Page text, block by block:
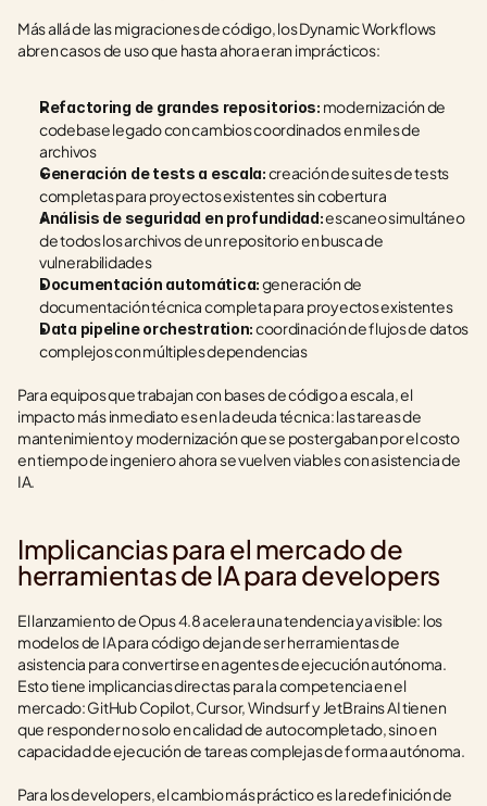
Más allá de las migraciones de código, los Dynamic Workflows
abren casos de uso que hasta ahora eran imprácticos:
Refactoring de grandes repositorios: modernización de
codebase legado con cambios coordinados en miles de
archivos
Generación de tests a escala: creación de suites de tests
completas para proyectos existentes sin cobertura
Análisis de seguridad en profundidad: escaneo simultáneo
de todos los archivos de un repositorio en busca de
vulnerabilidades
Documentación automática: generación de
documentación técnica completa para proyectos existentes
Data pipeline orchestration: coordinación de flujos de datos
complejos con múltiples dependencias
Para equipos que trabajan con bases de código a escala, el
impacto más inmediato es en la deuda técnica: las tareas de
mantenimiento y modernización que se postergaban por el costo
en tiempo de ingeniero ahora se vuelven viables con asistencia de
IA.
Implicancias para el mercado de
herramientas de IA para developers
El lanzamiento de Opus 4.8 acelera una tendencia ya visible: los
modelos de IA para código dejan de ser herramientas de
asistencia para convertirse en agentes de ejecución autónoma.
Esto tiene implicancias directas para la competencia en el
mercado: GitHub Copilot, Cursor, Windsurf y JetBrains AI tienen
que responder no solo en calidad de autocompletado, sino en
capacidad de ejecución de tareas complejas de forma autónoma.
Para los developers, el cambio más práctico es la redefinición de